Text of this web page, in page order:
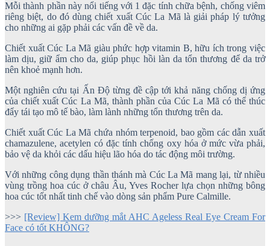
Mỗi thành phần này nổi tiếng với 1 đặc tính chữa bệnh, chống viêm
riêng biệt, do đó dùng chiết xuất Cúc La Mã là giải pháp lý tưởng
cho những ai gặp phải các vấn đề về da.
Chiết xuất Cúc La Mã giàu phức hợp vitamin B, hữu ích trong việc
làm dịu, giữ ẩm cho da, giúp phục hồi làn da tổn thương để da trở
nên khoẻ mạnh hơn.
Một nghiên cứu tại Ấn Độ từng đề cập tới khả năng chống dị ứng
của chiết xuất Cúc La Mã, thành phần của Cúc La Mã có thể thúc
đẩy tái tạo mô tế bào, làm lành những tổn thương trên da.
Chiết xuất Cúc La Mã chứa nhóm terpenoid, bao gồm các dẫn xuất
chamazulene, acetylen có đặc tính chống oxy hóa ở mức vừa phải,
bảo vệ da khỏi các dấu hiệu lão hóa do tác động môi trường.
Với những công dụng thần thánh mà Cúc La Mã mang lại, từ nhiều
vùng trồng hoa cúc ở châu Âu, Yves Rocher lựa chọn những bông
hoa cúc tốt nhất tinh chế vào dòng sản phẩm Pure Calmille.
>>> [Review] Kem dưỡng mắt AHC Ageless Real Eye Cream For
Face có tốt KHÔNG?